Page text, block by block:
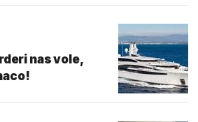
nas vole,